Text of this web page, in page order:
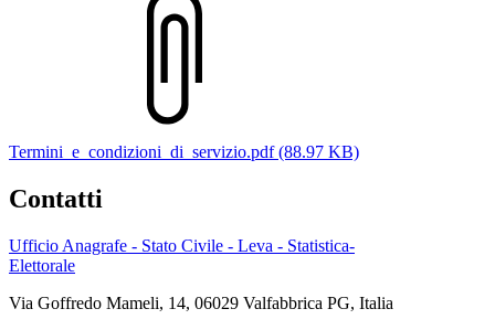
Termini_e_condizioni_di_servizio.pdf (88.97 KB)
Contatti
Ufficio Anagrafe - Stato Civile - Leva - Statistica-
Elettorale
Via Goffredo Mameli, 14, 06029 Valfabbrica PG, Italia